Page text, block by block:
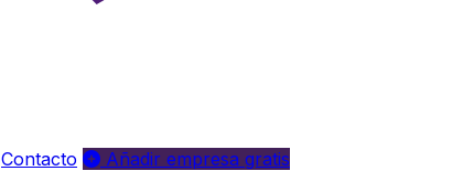
Contacto Añadir empresa gratis